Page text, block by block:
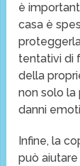
è
casa è
tentativi di
della
non solo la
danni
Infine, la
può